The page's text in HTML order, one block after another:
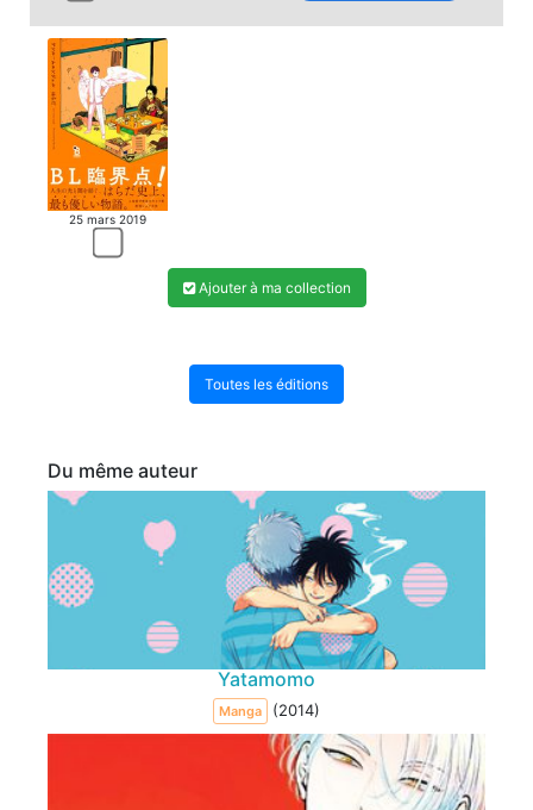
25 mars 2019
Ajouter à ma collection
Toutes les éditions
Du même auteur
Yatamomo
Manga (2014)